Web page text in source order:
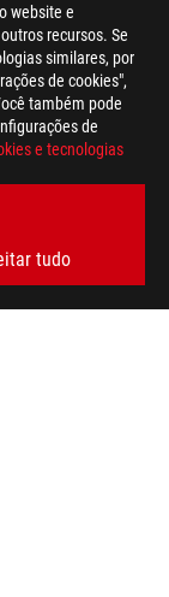
website e
recursos. Se
similares, por
de cookies",
também pode
de
e tecnologias
tudo
OPS 4 EDITION